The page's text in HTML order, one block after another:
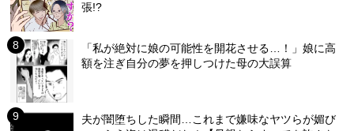
張!?
「私が絶対に娘の可能性を開花させる…！」娘に高
額を注ぎ自分の夢を押しつけた母の大誤算
夫が闇堕ちした瞬間…これまで嫌味なヤツらが媚び